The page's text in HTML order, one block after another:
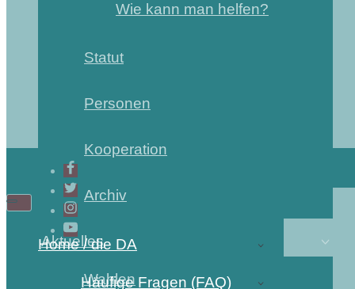
Wie kann man helfen?
Statut
Personen
Kooperation
Archiv
Aktuelles
Wahlen
Home / die DA
Häufige Fragen (FAQ)